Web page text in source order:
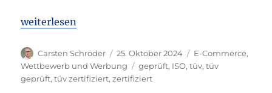
„KG Berlin: Werbung mit abgelaufenem TÜV-
weiterlesen
Autor
Carsten Schröder
Veröffentlicht
am
25. Oktober 2024 Kategorien
E-Commerce,
Wettbewerb und Werbung
Schlagwörter
geprüft, ISO,tüv,tüv
geprüft,tüv zertifiziert,zertifiziert